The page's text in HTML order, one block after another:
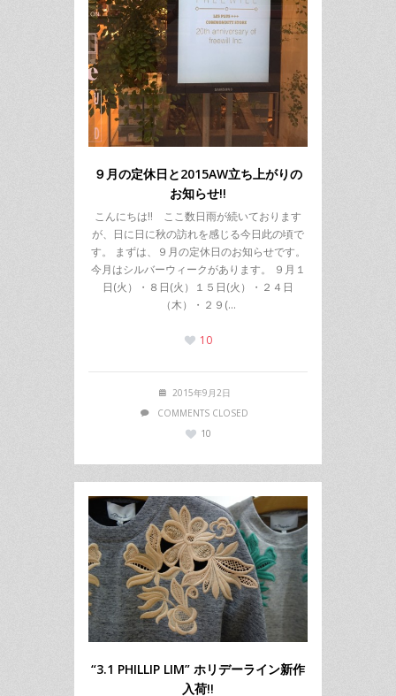
９月の定休日と2015AW立ち上がりの
お知らせ!!
こんにちは!! ここ数日雨が続いております
が、日に日に秋の訪れを感じる今日此の頃で
す。 まずは、９月の定休日のお知らせです。
今月はシルバーウィークがあります。 ９月１
日(火）・８日(火）１５日(火）・２４日
（木）・２９(…
10
2015年9月2日
COMMENTS CLOSED
10
“3.1 PHILLIP LIM” ホリデーライン新作
入荷!!